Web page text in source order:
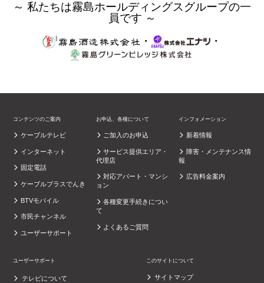
～ 私たちは霧島ホールディングスグループの一
員です ～
・
・
コンテンツのご案内
ケーブルテレビ
インターネット
固定電話
ケーブルプラスでんき
BTVモバイル
市民チャンネル
ユーザーサポート
お申込、各種について
ご加入のお申込
サービス提供エリア・
代理店
対応アパート・マンシ
ョン
各種変更手続きについ
て
よくあるご質問
インフォメーション
新着情報
障害・メンテナンス情
報
広告料金案内
ユーザーサポート
テレビについて
このサイトについて
サイトマップ